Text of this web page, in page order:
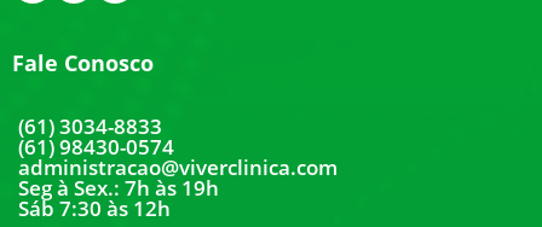
Fale Conosco
(61) 3034-8833
(61) 98430-0574
administracao@viverclinica.com
Seg à Sex.: 7h às 19h
Sáb 7:30 às 12h